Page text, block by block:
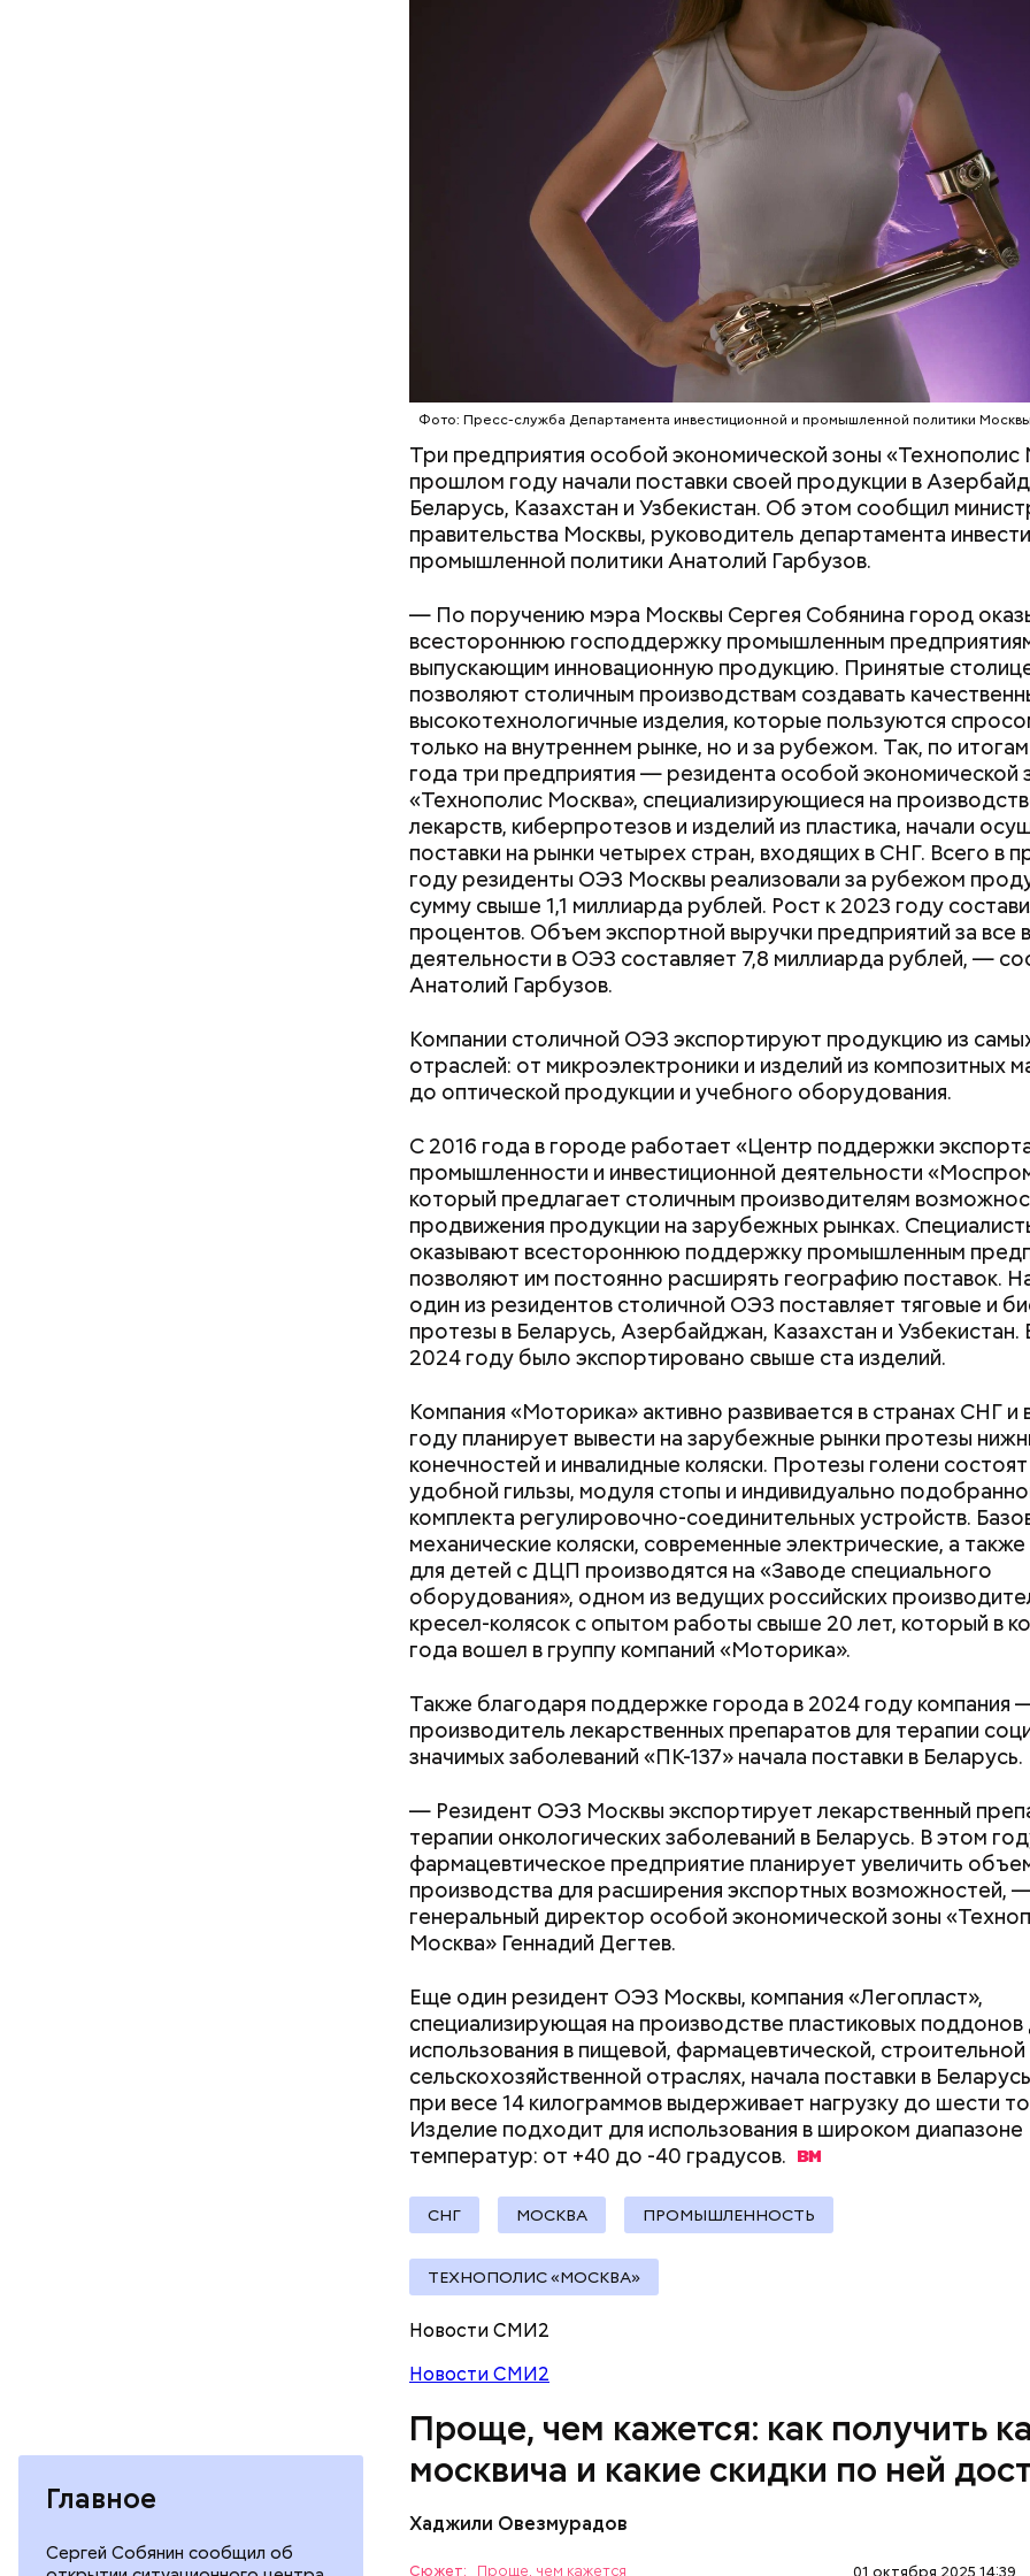
Главное
Сергей Собянин сообщил об
Фото: Пресс-служба Департамента инвестиционной и промышленной политики Москвы
Три предприятия особой экономической зоны «Технополис
прошлом году начали поставки своей продукции в
Беларусь, Казахстан и Узбекистан. Об этом сообщил
правительства Москвы, руководитель департамента
промышленной политики Анатолий Гарбузов.
— По поручению мэра Москвы Сергея Собянина город
всестороннюю господдержку промышленным
выпускающим инновационную продукцию. Принятые
позволяют столичным производствам создавать
высокотехнологичные изделия, которые пользуются
только на внутреннем рынке, но и за рубежом. Так, по
года три предприятия — резидента особой экономической
«Технополис Москва», специализирующиеся на
лекарств, киберпротезов и изделий из пластика, начали
поставки на рынки четырех стран, входящих в СНГ. Всего в
году резиденты ОЭЗ Москвы реализовали за рубежом
сумму свыше 1,1 миллиарда рублей. Рост к 2023 году
процентов. Объем экспортной выручки предприятий за все
деятельности в ОЭЗ составляет 7,8 миллиарда рублей, —
Анатолий Гарбузов.
Компании столичной ОЭЗ экспортируют продукцию из
отраслей: от микроэлектроники и изделий из композитных
до оптической продукции и учебного оборудования.
С 2016 года в городе работает «Центр поддержки
промышленности и инвестиционной деятельности
который предлагает столичным производителям
продвижения продукции на зарубежных рынках.
оказывают всестороннюю поддержку промышленным
позволяют им постоянно расширять географию поставок.
один из резидентов столичной ОЭЗ поставляет тяговые и
протезы в Беларусь, Азербайджан, Казахстан и Узбекистан.
2024 году было экспортировано свыше ста изделий.
Компания «Моторика» активно развивается в странах СНГ и
году планирует вывести на зарубежные рынки протезы
конечностей и инвалидные коляски. Протезы голени состоят
удобной гильзы, модуля стопы и индивидуально
комплекта регулировочно-соединительных устройств.
механические коляски, современные электрические, а также
для детей с ДЦП производятся на «Заводе специального
оборудования», одном из ведущих российских
кресел-колясок с опытом работы свыше 20 лет, который в
года вошел в группу компаний «Моторика».
Также благодаря поддержке города в 2024 году компания
производитель лекарственных препаратов для терапии
значимых заболеваний «ПК-137» начала поставки в Беларусь.
— Резидент ОЭЗ Москвы экспортирует лекарственный
терапии онкологических заболеваний в Беларусь. В этом
фармацевтическое предприятие планирует увеличить
производства для расширения экспортных возможностей,
генеральный директор особой экономической зоны
Москва» Геннадий Дегтев.
Еще один резидент ОЭЗ Москвы, компания «Легопласт»,
специализирующая на производстве пластиковых поддонов
использования в пищевой, фармацевтической, строительной
сельскохозяйственной отраслях, начала поставки в
при весе 14 килограммов выдерживает нагрузку до шести
Изделие подходит для использования в широком диапазоне
температур: от +40 до -40 градусов.
СНГ МОСКВА ПРОМЫШЛЕННОСТЬ
ТЕХНОПОЛИС «МОСКВА»
Новости СМИ2
Новости СМИ2
Проще, чем кажется: как получить
москвича и какие скидки по ней
Хаджили Овезмурадов
Сюжет: Проще, чем кажется 01 октября 2025 14:39
скидки для автовладельцев (заправки, мойки и так далее);
бытовые услуги;
ветеринария и зоотовары;
детские товары;
досуг и развлечения;
кафе и рестораны;
медицина (частные клиники);
образование (курсы и учебные центры);
оптика;
парфюмерия и косметика;
продукты питания (супермаркеты, магазины у дома);
спортивные магазины;
бытовая техника и электроника;
товары для дома;
Как найти информацию о льготах и скидках
На главной странице сайтаkarta.mos.ruможно найти
подборки скидок и самые выгодные предложения, которые
на данный момент.
В разделе «Каталог» представлены все предложения
можно включить сортировку по типам льготы,
и услугам, брендам, станциям метро и другим.
реализована в пяти округах города, подчеркнули в ЦОДД:
— Маршрут затрагивает востребованные улицы районов.
образом, жители разных районов смогут как отдыхать, так и
делам по реализованным велополосам и велодорожкам.
Фото: Shutterstock
Где проходит
Маршрут зеленого кольца проходит через:
Вода за 10 тысяч: поможет ли
Людей разбросало по
легковушка сбила толпу
пешеходов в Омске
россияне ищут
помощью магии
Как получить до 100 тысяч
рублей от государства при
претендовать и какие нужны
Как узнать, снесут ли дом по
реновации в Москве: где
Как
диабета